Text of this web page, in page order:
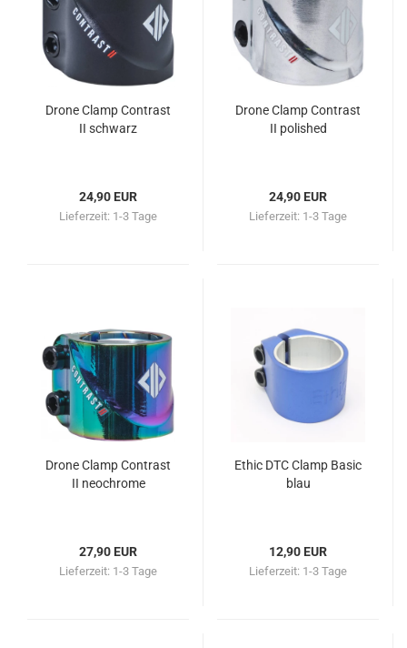
Drone Clamp Contrast
II schwarz
24,90 EUR
Lieferzeit: 1-3 Tage
Drone Clamp Contrast
II polished
24,90 EUR
Lieferzeit: 1-3 Tage
Drone Clamp Contrast
II neochrome
27,90 EUR
Lieferzeit: 1-3 Tage
Ethic DTC Clamp Basic
blau
12,90 EUR
Lieferzeit: 1-3 Tage